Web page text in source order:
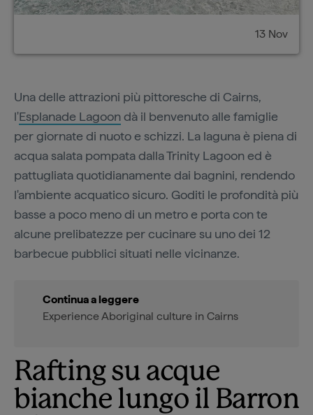
13 Nov
Una delle attrazioni più pittoresche di Cairns,
l'Esplanade Lagoondà il benvenuto alle famiglie
per giornate di nuoto e schizzi. La laguna è piena di
acqua salata pompata dalla Trinity Lagoon ed è
pattugliata quotidianamente dai bagnini, rendendo
l'ambiente acquatico sicuro. Goditi le profondità più
basse a poco meno di un metro e porta con te
alcune prelibatezze per cucinare su uno dei 12
barbecue pubblici situati nelle vicinanze.
Continua a leggere
Experience Aboriginal culture in Cairns
Rafting su acque
bianche lungo il Barron